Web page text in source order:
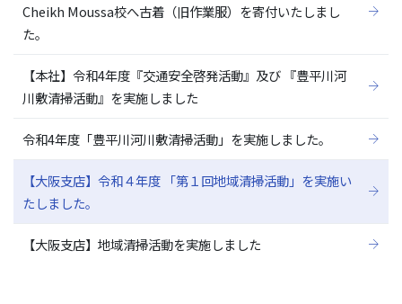
Cheikh Moussa校へ古着（旧作業服）を寄付いたしまし
た。
【本社】令和4年度『交通安全啓発活動』及び 『豊平川河
川敷清掃活動』を実施しました
令和4年度「豊平川河川敷清掃活動」を実施しました。
【大阪支店】令和４年度 「第１回地域清掃活動」を実施い
たしました。
【大阪支店】地域清掃活動を実施しました